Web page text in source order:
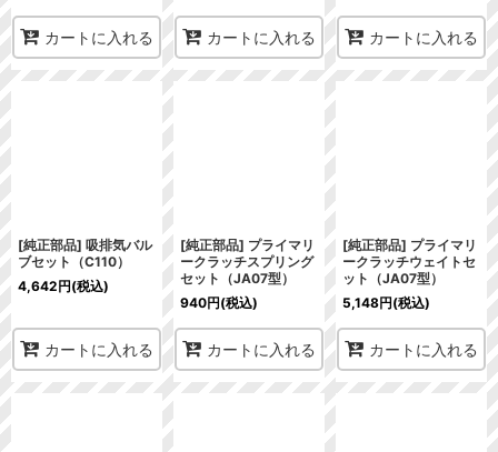
カートに入れる カートに入れる カートに入れる
[純正部品] 吸排気バル
ブセット（C110）
4,642円(税込)
カートに入れる
[純正部品] プライマリ
ークラッチスプリング
セット（JA07型）
940円(税込)
カートに入れる
[純正部品] プライマリ
ークラッチウェイトセ
ット（JA07型）
5,148円(税込)
カートに入れる